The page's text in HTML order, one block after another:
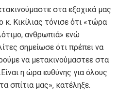
στα εξοχικά μας
Κικίλιας τόνισε ότι «τώρα
ανθρωπιά» ενώ
σημείωσε ότι πρέπει να
να μετακινούμαστεε στα
η ώρα ευθύνης για όλους
σπίτια μας», κατέληξε.